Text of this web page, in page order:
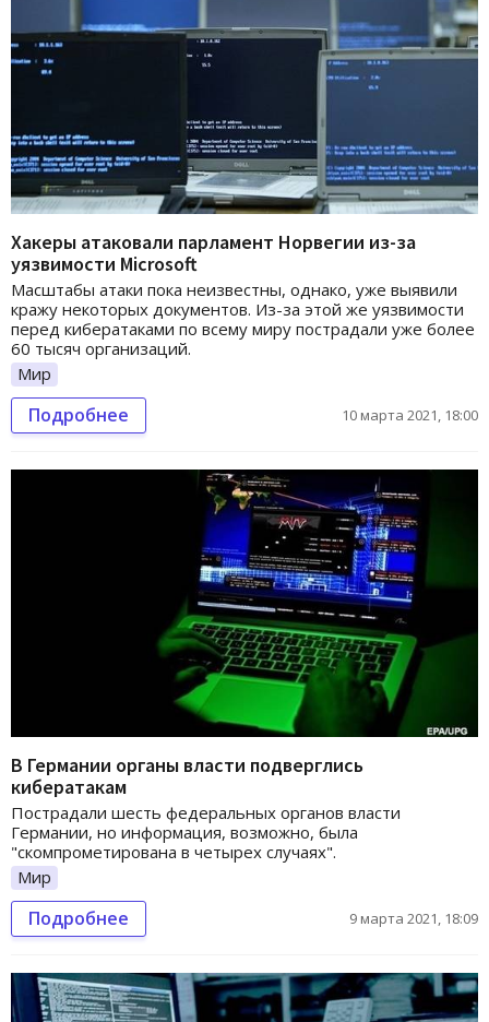
Хакеры атаковали парламент Норвегии из-за
уязвимости Microsoft
Масштабы атаки пока неизвестны, однако, уже выявили
кражу некоторых документов. Из-за этой же уязвимости
перед кибератаками по всему миру пострадали уже более
60 тысяч организаций.
Мир
Подробнее 10 марта 2021, 18:00
В Германии органы власти подверглись
кибератакам
Пострадали шесть федеральных органов власти
Германии, но информация, возможно, была
"скомпрометирована в четырех случаях".
Мир
Подробнее 9 марта 2021, 18:09